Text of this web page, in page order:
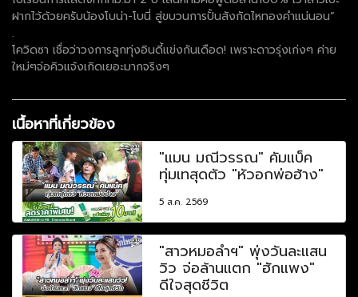
ฝากไว้ด้วยครับน้องโบน่า-โบนี่ สู่ขบวนการปั้นสังกัดไหทองคำแน่นอน”
.
โควิดซา เชื่อว่าวงการลูกทุ่งอินดี้แข่งกันเดือด! เพราะดาวรุ่งเก่งๆ ค่าย
ใหม่ๆจ่อคิวแจ้งเกิดเยอะมากจริงๆ
เนื้อหาที่เกี่ยวข้อง
"แมน มณีวรรณ" คัมแบ็ค
ทุ่มเทสุดตัว "หัวอกพ่อฮ้าง"
5 ส.ค. 2569
"สาวหมอลำฯ" พุ่งวันละแสน
วิว จ่อล้านแตก "ฮักแพง"
ดีใจสุดชีวิต